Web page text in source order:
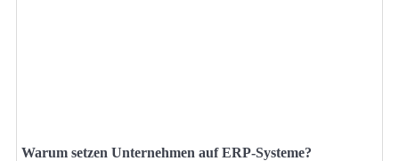
Warum setzen Unternehmen auf ERP-Systeme?